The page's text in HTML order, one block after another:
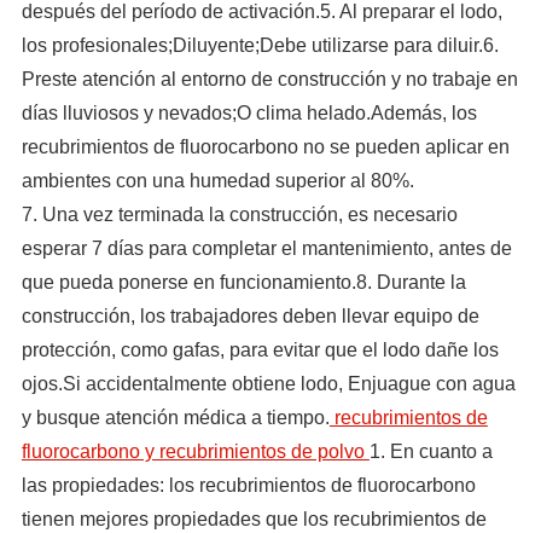
después del período de activación.5. Al preparar el lodo,
los profesionales;Diluyente;Debe utilizarse para diluir.6.
Preste atención al entorno de construcción y no trabaje en
días lluviosos y nevados;O clima helado.Además, los
recubrimientos de fluorocarbono no se pueden aplicar en
ambientes con una humedad superior al 80%.
7. Una vez terminada la construcción, es necesario
esperar 7 días para completar el mantenimiento, antes de
que pueda ponerse en funcionamiento.8. Durante la
construcción, los trabajadores deben llevar equipo de
protección, como gafas, para evitar que el lodo dañe los
ojos.Si accidentalmente obtiene lodo, Enjuague con agua
y busque atención médica a tiempo. recubrimientos de
fluorocarbono y recubrimientos de polvo 1. En cuanto a
las propiedades: los recubrimientos de fluorocarbono
tienen mejores propiedades que los recubrimientos de